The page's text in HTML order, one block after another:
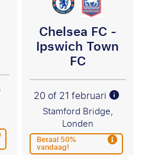
Chelsea FC -
Ipswich Town
FC
20 of 21 februari
Stamford Bridge,
Londen
Betaal 50%
vandaag!